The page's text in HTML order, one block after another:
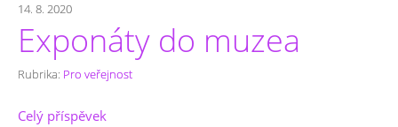
14. 8. 2020
Exponáty do muzea
Rubrika: Pro veřejnost
Celý příspěvek